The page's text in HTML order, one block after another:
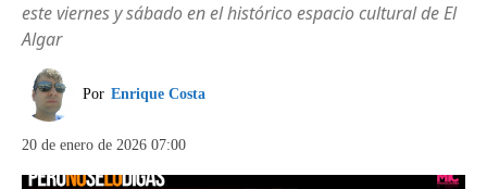
este viernes y sábado en el histórico espacio cultural de El
Algar
Por Enrique Costa
20 de enero de 2026 07:00